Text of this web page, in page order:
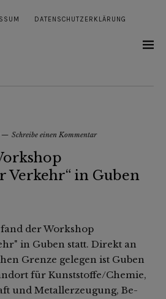
DATENSCHUTZERKLÄRUNG
Schreibe einen Kommentar
Verkehr“ in Guben
der Workshop
in Guben statt. Direkt an
Grenze gelegen ist Guben
für Kunststoffe/Chemie,
und Metallerzeugung, Be-